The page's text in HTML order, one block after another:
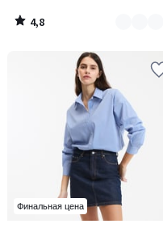
4,8
/
Финальная цена